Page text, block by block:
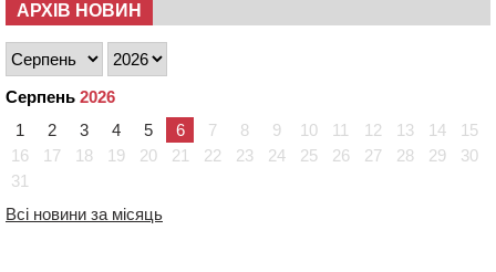
АРХІВ НОВИН
Серпень 2026
1
2 3 4 5 6 7 8 9 10 11 12 13 14
15
16
17 18 19 20 21 22 23 24 25 26 27 28 29
30
31
Всі новини за місяць